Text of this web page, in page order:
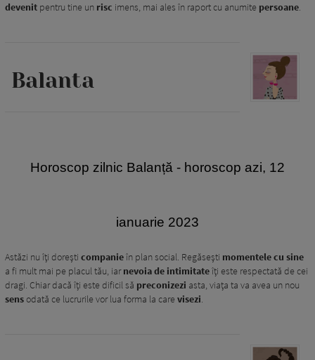
devenit pentru tine un risc imens, mai ales în raport cu anumite persoane.
Balanta
Horoscop zilnic Balanță - horoscop azi, 12
ianuarie 2023
Astăzi nu îți dorești companieîn plan social. Regăsești momentele cu sine
a fi mult mai pe placul tău, iarnevoia de intimitateîți este respectată de cei
dragi. Chiar dacă îți este dificil să preconizezi asta, viața ta va avea un nou
sensodată ce lucrurile vor lua forma la care visezi.